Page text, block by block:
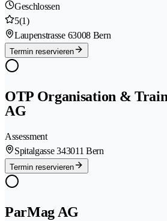
Geschlossen
5(1)
Laupenstrasse 63008 Bern
Termin reservieren
OTP Organisation &
AG
Assessment
Spitalgasse 343011 Bern
Termin reservieren
ParMag AG